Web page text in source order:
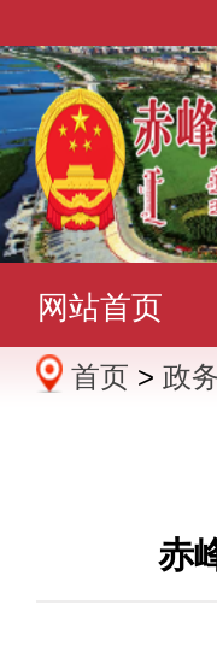
网站首页
办事服务
首页 > 政
赤